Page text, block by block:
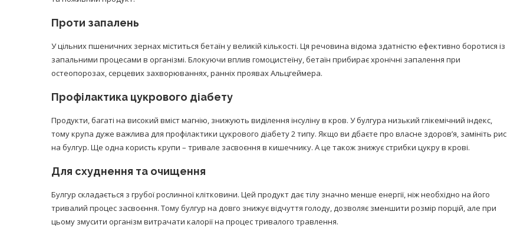
Проти запалень
У цільних пшеничних зернах міститься бетаїн у великій кількості. Ця речовина відома здатністю ефективно боротися із
запальними процесами в організмі. Блокуючи вплив гомоцистеїну, бетаїн прибирає хронічні запалення при
остеопорозах, серцевих захворюваннях, ранніх проявах Альцгеймера.
Профілактика цукрового діабету
Продукти, багаті на високий вміст магнію, знижують виділення інсуліну в кров. У булгура низький глікемічний індекс,
тому крупа дуже важлива для профілактики цукрового діабету 2 типу. Якщо ви дбаєте про власне здоров’я, замініть рис
на булгур. Ще одна користь крупи – тривале засвоєння в кишечнику. А це також знижує стрибки цукру в крові.
Для схуднення та очищення
Булгур складається з грубої рослинної клітковини. Цей продукт дає тілу значно менше енергії, ніж необхідно на його
тривалий процес засвоєння. Тому булгур на довго знижує відчуття голоду, дозволяє зменшити розмір порцій, але при
цьому змусити організм витрачати калорії на процес тривалого травлення.